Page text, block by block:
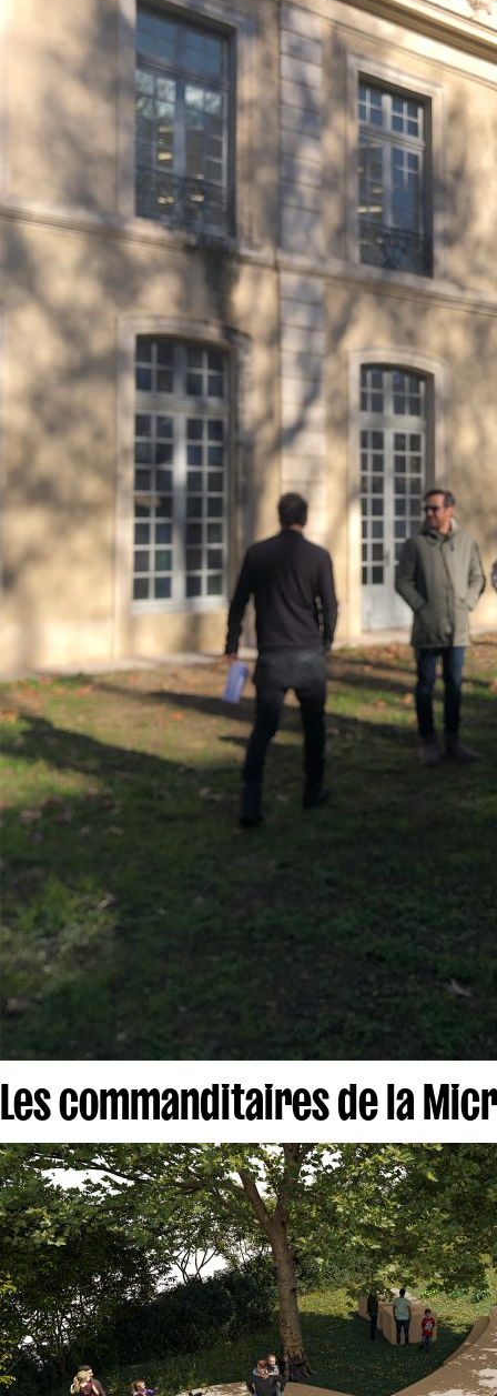
Les commanditaires de la